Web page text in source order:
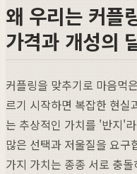
왜 우리는 커플
가격과 개성의
커플링을 맞추기로 마음먹
르기 시작하면 복잡한 현
는 추상적인 가치를 '반지'
많은 선택과 저울질을 요
가지 가치는 종종 서로 충